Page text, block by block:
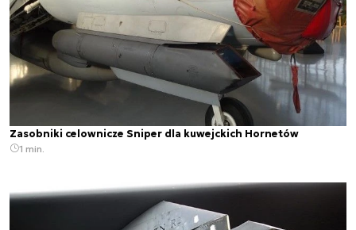
Zasobniki celownicze Sniper dla kuwejckich Hornetów
1 min.